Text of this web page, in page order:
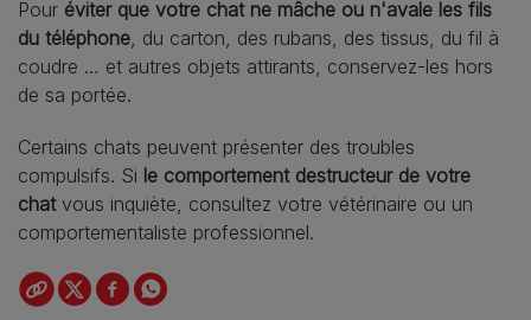
Pour éviter que votre chat ne mâche ou n'avale les fils
du téléphone, du carton, des rubans, des tissus, du fil à
coudre … et autres objets attirants, conservez-les hors
de sa portée.
Certains chats peuvent présenter des troubles
compulsifs. Si le comportement destructeur de votre
chatvous inquiète, consultez votre vétérinaire ou un
comportementaliste professionnel.